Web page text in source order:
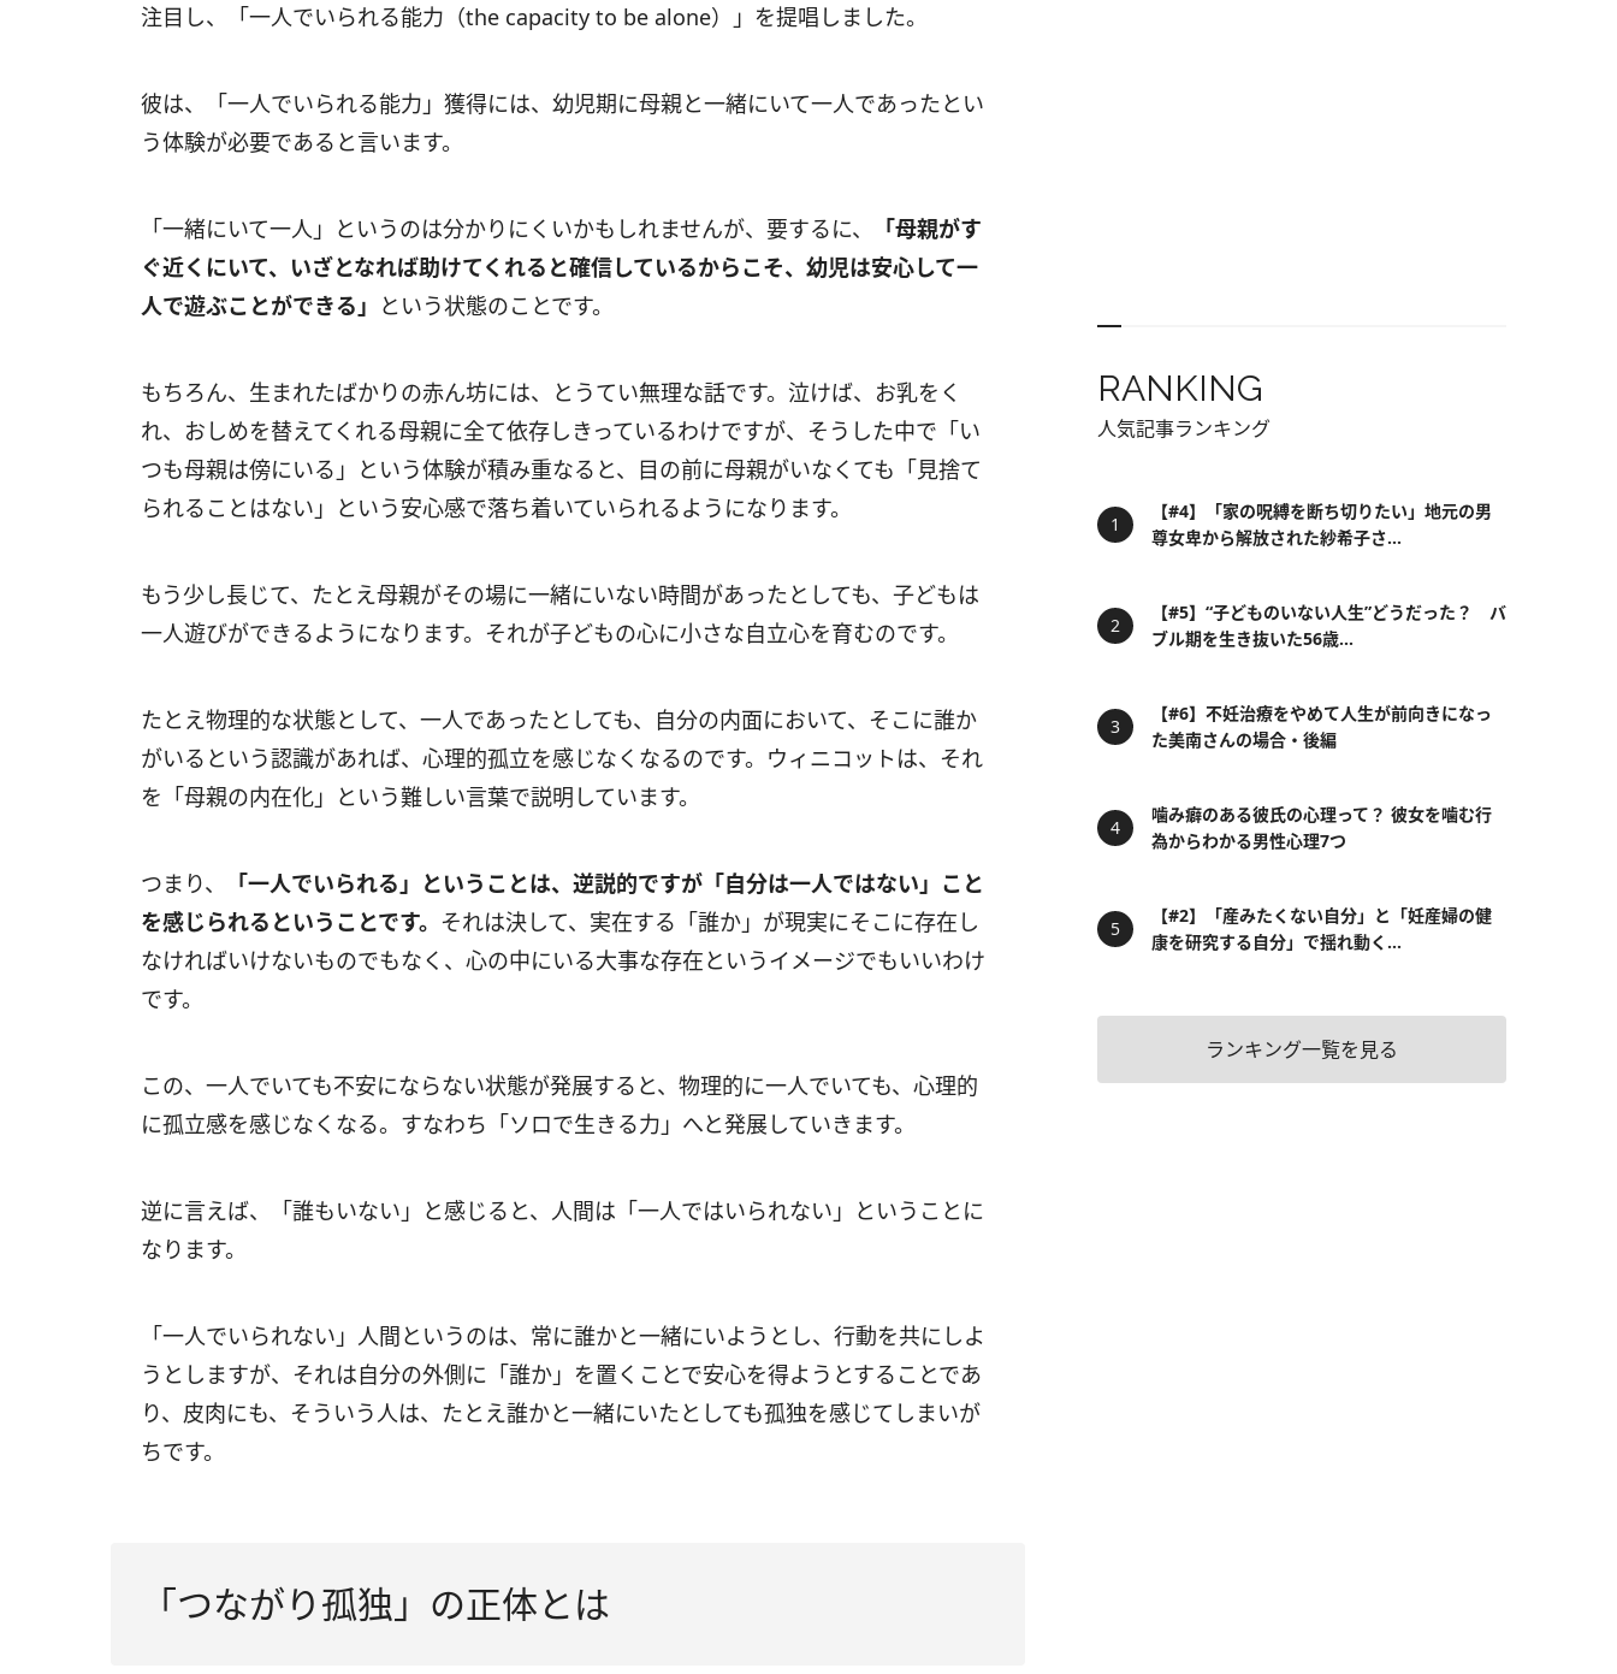
注目し、「一人でいられる能力（the capacity to be alone）」を提唱しました。
彼は、「一人でいられる能力」獲得には、幼児期に母親と一緒にいて一人であったとい
う体験が必要であると言います。
「一緒にいて一人」というのは分かりにくいかもしれませんが、要するに、
「母親がす
ぐ近くにいて、いざとなれば助けてくれると確信しているからこそ、幼児は安心して一
人で遊ぶことができる」 という状態のことです。
もちろん、生まれたばかりの赤ん坊には、とうてい無理な話です。泣けば、お乳をく
れ、おしめを替えてくれる母親に全て依存しきっているわけですが、そうした中で「い
つも母親は傍にいる」という体験が積み重なると、目の前に母親がいなくても「見捨て
られることはない」という安心感で落ち着いていられるようになります。
もう少し長じて、たとえ母親がその場に一緒にいない時間があったとしても、子どもは
一人遊びができるようになります。それが子どもの心に小さな自立心を育むのです。
たとえ物理的な状態として、一人であったとしても、自分の内面において、そこに誰か
がいるという認識があれば、心理的孤立を感じなくなるのです。ウィニコットは、それ
を「母親の内在化」という難しい言葉で説明しています。
つまり、
「一人でいられる」ということは、逆説的ですが「自分は一人ではない」こと
を感じられるということです。 それは決して、実在する「誰か」が現実にそこに存在し
なければいけないものでもなく、心の中にいる大事な存在というイメージでもいいわけ
です。
この、一人でいても不安にならない状態が発展すると、物理的に一人でいても、心理的
に孤立感を感じなくなる。すなわち「ソロで生きる力」へと発展していきます。
逆に言えば、「誰もいない」と感じると、人間は「一人ではいられない」ということに
なります。
「一人でいられない」人間というのは、常に誰かと一緒にいようとし、行動を共にしよ
うとしますが、それは自分の外側に「誰か」を置くことで安心を得ようとすることであ
り、皮肉にも、そういう人は、たとえ誰かと一緒にいたとしても孤独を感じてしまいが
ちです。
「つながり孤独」の正体とは
RANKING
人気記事ランキング
【#4】「家の呪縛を断ち切りたい」地元の男
尊女卑から解放された紗希子さ...
【#5】“子どものいない人生”どうだった？ バ
ブル期を生き抜いた56歳...
【#6】不妊治療をやめて人生が前向きになっ
た美南さんの場合・後編
噛み癖のある彼氏の心理って？ 彼女を噛む行
為からわかる男性心理7つ
【#2】「産みたくない自分」と「妊産婦の健
康を研究する自分」で揺れ動く...
ランキング一覧を見る